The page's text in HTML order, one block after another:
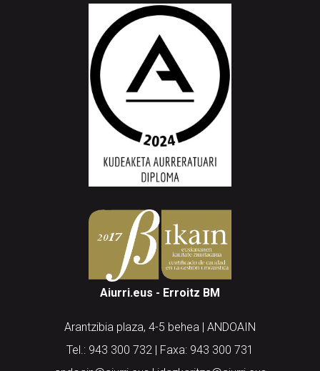
Aiurri.eus - Erroitz BM
Arantzibia plaza, 4-5 behea | ANDOAIN
Tel.: 943 300 732 | Faxa: 943 300 731